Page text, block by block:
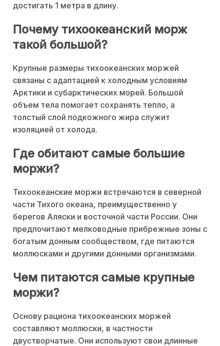
достигать 1 метра в длину.
Почему тихоокеанский морж
такой большой?
Крупные размеры тихоокеанских моржей
связаны с адаптацией к холодным условиям
Арктики и субарктических морей. Большой
объем тела помогает сохранять тепло, а
толстый слой подкожного жира служит
изоляцией от холода.
Где обитают самые большие
моржи?
Тихоокеанские моржи встречаются в северной
части Тихого океана, преимущественно у
берегов Аляски и восточной части России. Они
предпочитают мелководные прибрежные зоны с
богатым донным сообществом, где питаются
моллюсками и другими донными организмами.
Чем питаются самые крупные
моржи?
Основу рациона тихоокеанских моржей
составляют моллюски, в частности
двустворчатые. Они используют свои длинные